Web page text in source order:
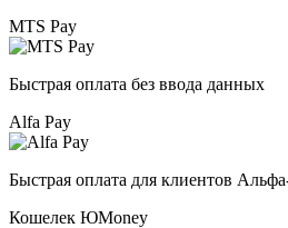
MTS Pay
Быстрая оплата без ввода данных
Alfa Pay
Быстрая оплата для клиентов
Кошелек ЮMoney